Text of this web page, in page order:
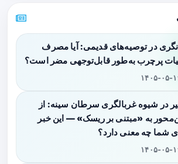
در توصیه‌های قدیمی: آیا مصرف
پرچرب به‌طور قابل‌توجهی مضر است؟
۰۵-۱۹
در شیوه غربالگری سرطان سینه: از
به «مبتنی بر ریسک» — این خبر
شما چه معنی دارد؟
۰۵-۱۹